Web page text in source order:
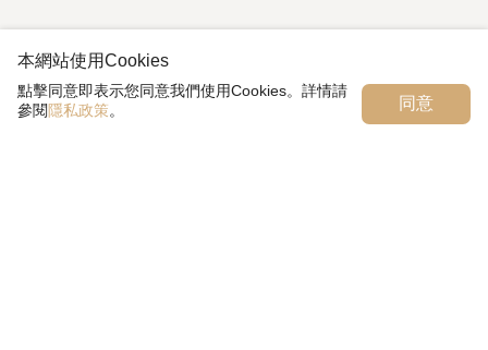
本網站使用Cookies
點擊同意即表示您同意我們使用Cookies。詳情請
參閱隱私政策。 同意